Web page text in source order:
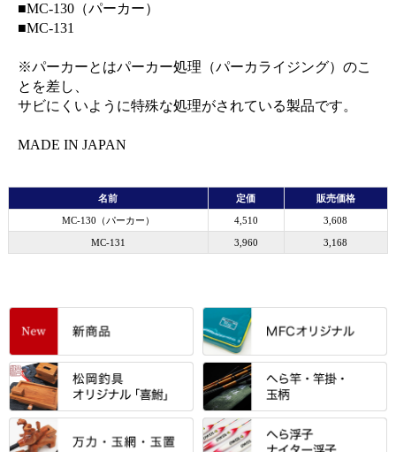
■MC-130（パーカー）
■MC-131
※パーカーとはパーカー処理（パーカライジング）のこ
とを差し、
サビにくいように特殊な処理がされている製品です。
MADE IN JAPAN
名前 定価 販売価格
MC-130（パーカー） 4,510 3,608
MC-131 3,960 3,168
すべて
「雅（みやび）」シリーズ・エ
ントＰＬＵＳシリーズ
すべて すべて